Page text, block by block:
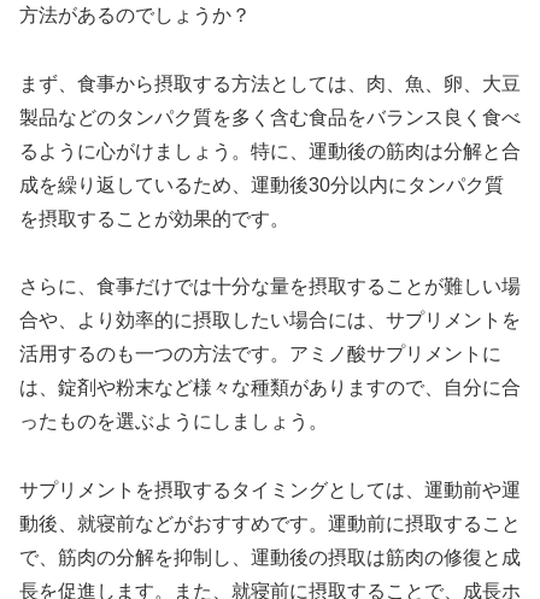
方法があるのでしょうか？
まず、 食事から摂取する方法としては、肉、魚、卵、大豆
製品などのタンパク質を多く含む食品をバランス良く食べ
るように心がけましょう。特に、運動後の筋肉は分解と合
成を繰り返しているため、 運動後30分以内にタンパク質
を摂取することが効果的です。
さらに、食事だけでは十分な量を摂取することが難しい場
合や、より効率的に摂取したい場合には、 サプリメント を
活用するのも一つの方法です。アミノ酸サプリメントに
は、錠剤や粉末など様々な種類がありますので、自分に合
ったものを選ぶようにしましょう。
サプリメントを摂取するタイミングとしては、 運動前や運
動後、就寝前などがおすすめです。運動前に摂取すること
で、筋肉の分解を抑制し、運動後の摂取は筋肉の修復と成
長を促進します。また、就寝前に摂取することで、成長ホ